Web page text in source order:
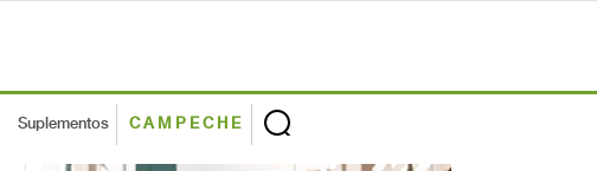
Suplementos CAMPECHE